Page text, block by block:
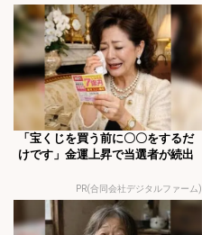
「宝くじを買う前に〇〇をするだ
けです」金運上昇で当選者が続出
PR(合同会社デジタルファーム)